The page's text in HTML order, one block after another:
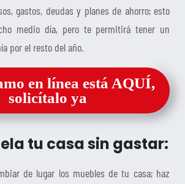
gastos, deudas y planes de ahorro; esto
medio día, pero te permitirá tener un
por el resto del año.
en línea está AQUÍ,
solicítalo ya
tu casa sin gastar:
de lugar los muebles de tu casa; haz